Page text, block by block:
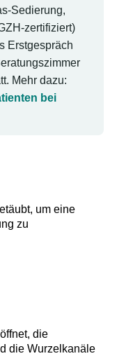
Sedierung,
zertifiziert)
Erstgespräch
Mehr dazu:
bei
um eine
zu
die
die Wurzelkanäle